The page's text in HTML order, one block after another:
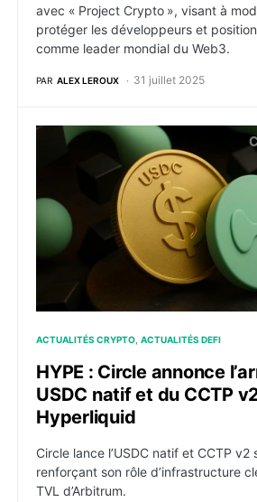
avec « Project Crypto », visant à
protéger les développeurs et
comme leader mondial du Web3.
PAR ALEX LEROUX 31 juillet 2025
HYPE : Circle annonce
ACTUALITÉS CRYPTO ACTUALITÉS DEFI
HYPE : Circle annonce
USDC natif et du CCTP
Hyperliquid
Circle lance l’USDC natif et CCTP v2
renforçant son rôle d’infrastructure
TVL d’Arbitrum.